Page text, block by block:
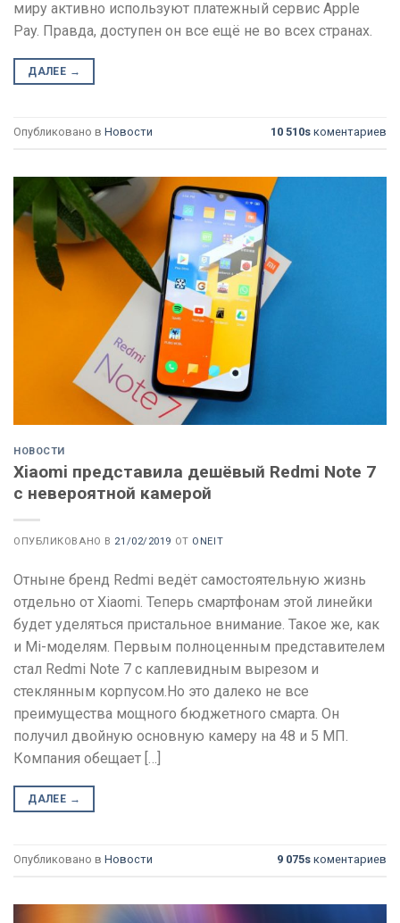
миру активно используют платежный сервис Apple
Pay. Правда, доступен он все ещё не во всех странах.
ДАЛЕЕ →
Опубликовано в Новости 10 510s коментариев
НОВОСТИ
Xiaomi представила дешёвый Redmi Note 7
с невероятной камерой
ОПУБЛИКОВАНО В 21/02/2019 ОТ ONEIT
Отныне бренд Redmi ведёт самостоятельную жизнь
отдельно от Xiaomi. Теперь смартфонам этой линейки
будет уделяться пристальное внимание. Такое же, как
и Mi-моделям. Первым полноценным представителем
стал Redmi Note 7 с каплевидным вырезом и
стеклянным корпусом.Но это далеко не все
преимущества мощного бюджетного смарта. Он
получил двойную основную камеру на 48 и 5 МП.
Компания обещает […]
ДАЛЕЕ →
Опубликовано в Новости 9 075s коментариев